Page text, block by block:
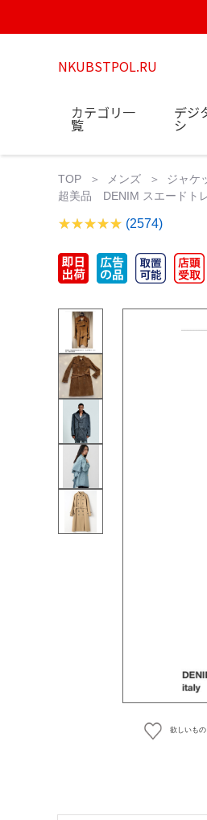
NKUBSTPOL.RU
カテゴリ一
覧
デジ
シ
TOP メンズ
ジャケ
超美品 DENIM スエードト
(2574)
欲しいも